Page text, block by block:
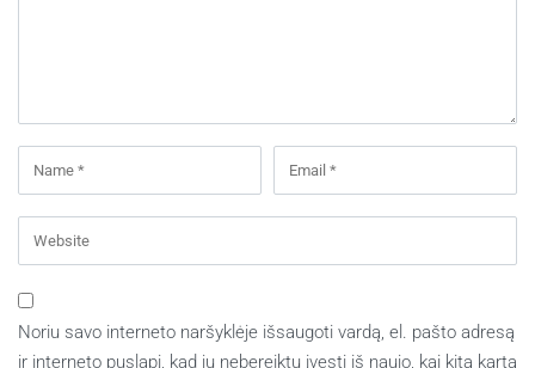
Noriu savo interneto naršyklėje išsaugoti vardą, el. pašto adresą
ir interneto puslapį, kad jų nebereiktų įvesti iš naujo, kai kitą kartą